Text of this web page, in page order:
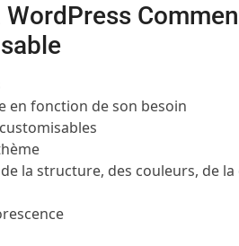
en fonction de son besoin
la structure, des couleurs, de